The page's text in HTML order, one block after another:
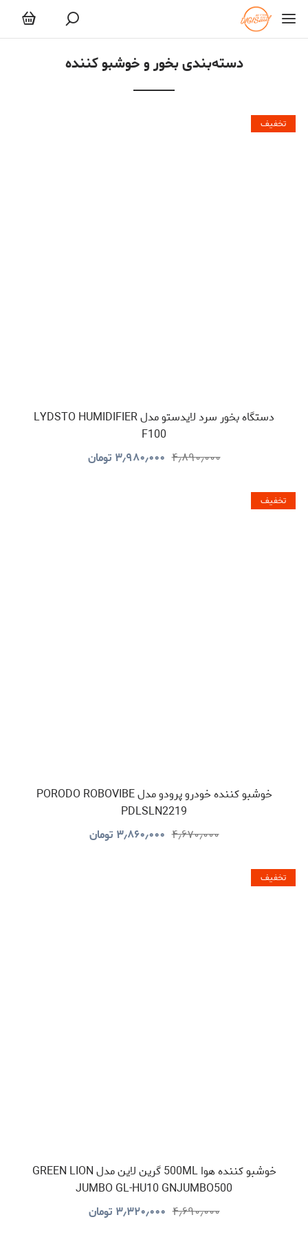
دسته‌بندی بخور و خوشبو کننده
تخفیف
دستگاه بخور سرد لایدستو مدل LYDSTO HUMIDIFIER
F100
۴٫۸۹۰٫۰۰۰ ۳٫۹۸۰٫۰۰۰ تومان
تخفیف
خوشبو کننده خودرو پرودو مدل PORODO ROBOVIBE
PDLSLN2219
۴٫۶۷۰٫۰۰۰ ۳٫۸۶۰٫۰۰۰ تومان
تخفیف
خوشبو کننده هوا 500ML گرین لاین مدل GREEN LION
JUMBO GL-HU10 GNJUMBO500
۴٫۶۹۰٫۰۰۰ ۳٫۳۲۰٫۰۰۰ تومان